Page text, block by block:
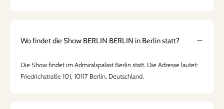
Wo findet die Show BERLIN BERLIN in Berlin statt?
Die Show findet im Admiralspalast Berlin statt. Die Adresse lautet:
Friedrichstraße 101, 10117 Berlin, Deutschland.